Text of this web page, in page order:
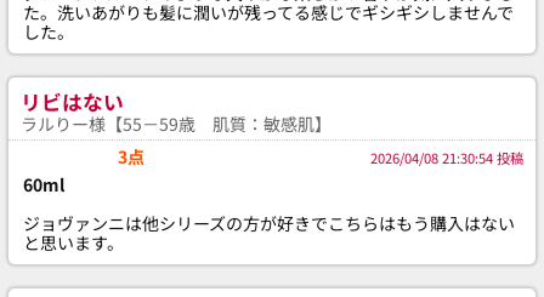
た。洗いあがりも髪に潤いが残ってる感じでギシギシしませんで
した。
リビはない
ラルりー様【55－59歳 肌質：敏感肌】
3点
2026/04/08 21:30:54 投稿
60ml
ジョヴァンニは他シリーズの方が好きでこちらはもう購入はない
と思います。